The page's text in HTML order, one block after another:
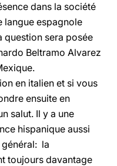
dans la société
langue espagnole
question sera posée
Beltramo Alvarez
en italien et si vous
ensuite en
salut. Il y a une
hispanique aussi
général: la
toujours davantage